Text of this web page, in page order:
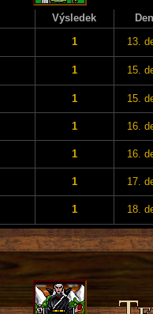
Výsledek
Den
1 13.
1 15.
1 15.
1 16.
1 16.
1 17.
1 18.